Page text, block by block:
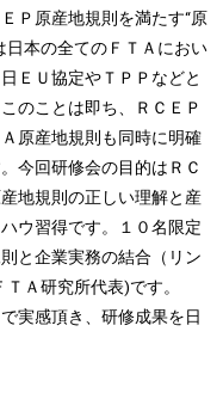
Ｐ原産地規則を満たす“原
日本の全てのＦＴＡにおい
ＥＵ協定やＴＰＰなどと
のことは即ち、ＲＣＥＰ
原産地規則も同時に明確
今回研修会の目的はＲＣ
地規則の正しい理解と産
ウ習得です。１０名限定
と企業実務の結合（リン
Ａ研究所代表)です。
実感頂き、研修成果を日